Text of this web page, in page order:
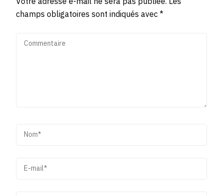
champs obligatoires sont indiqués avec*